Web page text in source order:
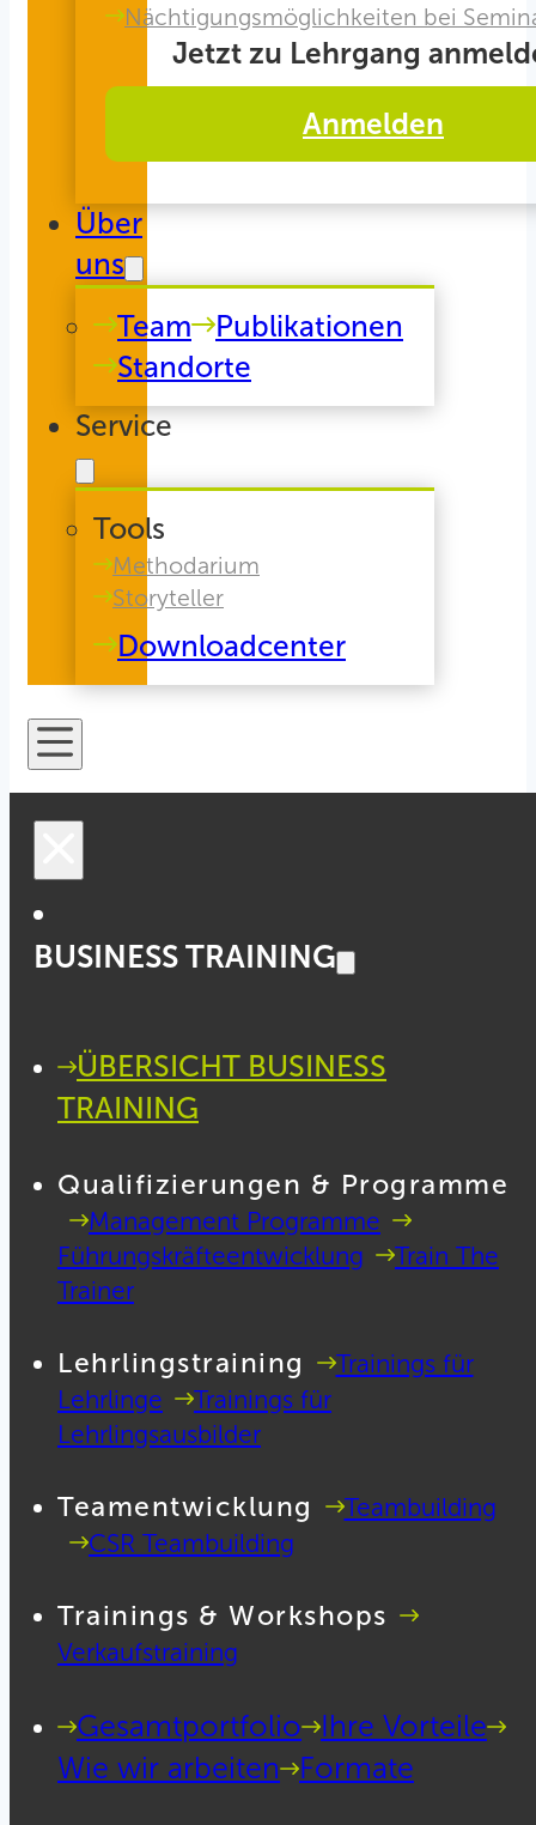
Nächtigungsmöglichkeiten bei
Jetzt zu Lehrgang
Anmelden
Über
uns
Team
Publikationen
Standorte
Service
Tools
Methodarium
Storyteller
Downloadcenter
BUSINESS TRAINING
ÜBERSICHT BUSINESS
TRAINING
Qualifizierungen & Programme
Management Programme
Führungskräfteentwicklung
Train The
Trainer
Lehrlingstraining
Trainings für
Lehrlinge
Trainings für
Lehrlingsausbilder
Teamentwicklung
Teambuilding
CSR Teambuilding
Trainings & Workshops
Verkaufstraining
Gesamtportfolio
Ihre Vorteile
Wie wir arbeiten
Formate